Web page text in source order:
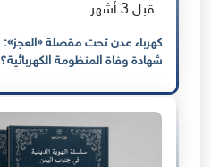
قبل 3 أشهر
شهادة وفاة المنظومة الكهربائية؟